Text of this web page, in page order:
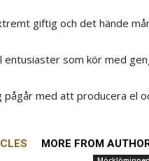
giftig och det hände
entusiaster som kör med
pågår med att producera el
MORE FROM